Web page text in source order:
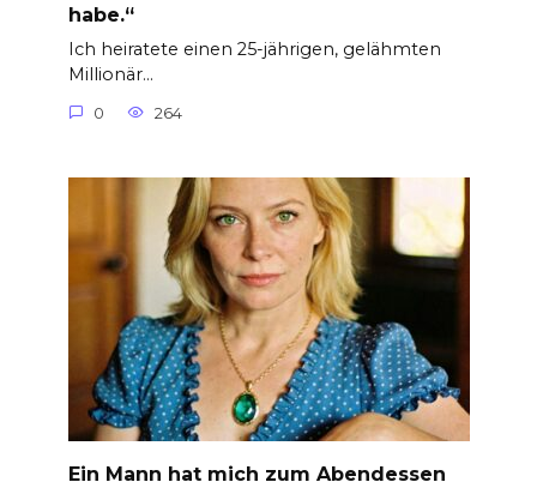
habe.“
Ich heiratete einen 25-jährigen, gelähmten
Millionär…
0 264
Ein Mann hat mich zum Abendessen